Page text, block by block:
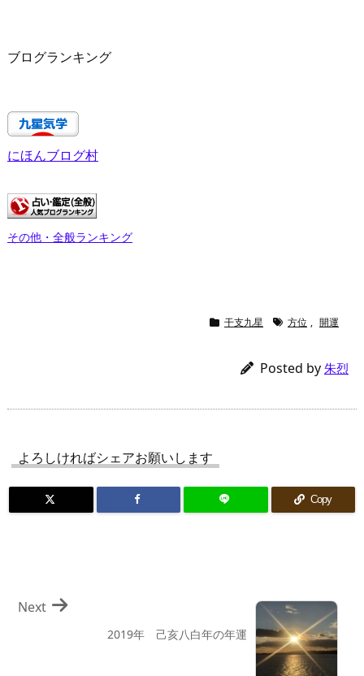
ブログランキング
にほんブログ村
その他・全般ランキング
干支九星 方位 , 開運
Posted by 朱烈
よろしければシェアお願いします
Copy
2019年 己亥八白年の年運
Next